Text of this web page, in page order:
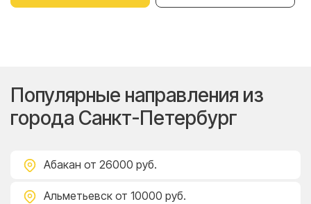
Популярные направления из
города Санкт-Петербург
Абакан от 26000 руб.
Альметьевск от 10000 руб.